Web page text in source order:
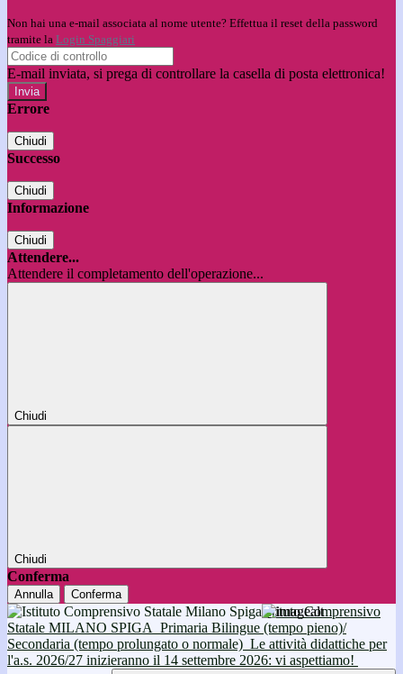
Non hai una e-mail associata al nome utente? Effettua il reset della password
tramite la Login Spaggiari
E-mail inviata, si prega di controllare la casella di posta elettronica!
Errore
Chiudi
Successo
Chiudi
Informazione
Chiudi
Attendere...
Attendere il completamento dell'operazione...
Chiudi
Chiudi
Conferma
Annulla Conferma
Istituto Comprensivo
Statale MILANO SPIGA Primaria Bilingue (tempo pieno)/
Secondaria (tempo prolungato o normale) Le attività didattiche per
l'a.s. 2026/27 inizieranno il 14 settembre 2026: vi aspettiamo!